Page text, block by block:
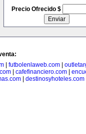
Precio Ofrecido $
| futbolenlaweb.com|
| cafefinanciero.com|
| destinosyhoteles.com